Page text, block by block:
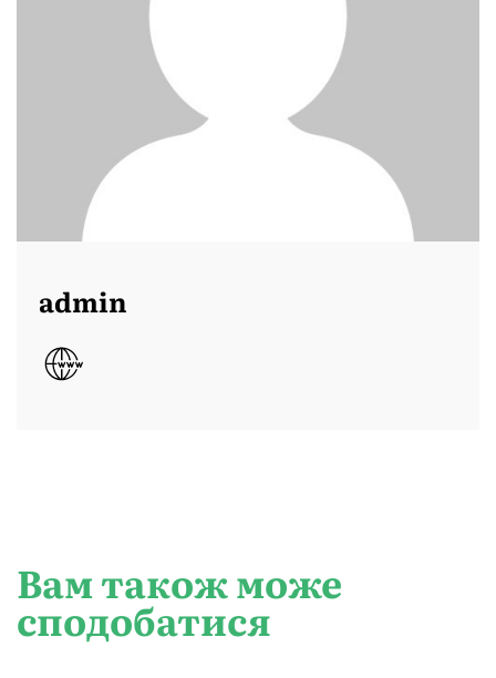
admin
Вам також може
сподобатися